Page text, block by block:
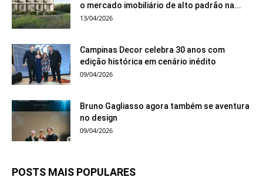
o mercado imobiliário de alto padrão na...
13/04/2026
Campinas Decor celebra 30 anos com
edição histórica em cenário inédito
09/04/2026
Bruno Gagliasso agora também se aventura
no design
09/04/2026
POSTS MAIS POPULARES